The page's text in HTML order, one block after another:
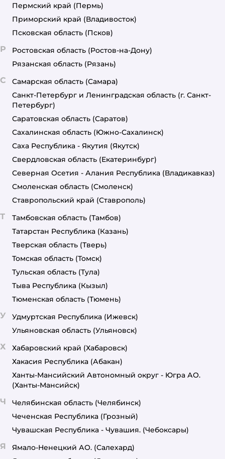
Пермский край (Пермь)
Приморский край (Владивосток)
Псковская область (Псков)
Р Ростовская область (Ростов-на-Дону)
Рязанская область (Рязань)
С Самарская область (Самара)
Санкт-Петербург и Ленинградская область (г. Санкт-
Петербург)
Саратовская область (Саратов)
Сахалинская область (Южно-Сахалинск)
Саха Республика - Якутия (Якутск)
Свердловская область (Екатеринбург)
Северная Осетия - Алания Республика (Владикавказ)
Смоленская область (Смоленск)
Ставропольский край (Ставрополь)
Т Тамбовская область (Тамбов)
Татарстан Республика (Казань)
Тверская область (Тверь)
Томская область (Томск)
Тульская область (Тула)
Тыва Республика (Кызыл)
Тюменская область (Тюмень)
У Удмуртская Республика (Ижевск)
Ульяновская область (Ульяновск)
Х Хабаровский край (Хабаровск)
Хакасия Республика (Абакан)
Ханты-Мансийский Автономный округ - Югра АО.
(Ханты-Мансийск)
Ч Челябинская область (Челябинск)
Чеченская Республика (Грозный)
Чувашская Республика - Чувашия. (Чебоксары)
Я Ямало-Ненецкий АО. (Салехард)